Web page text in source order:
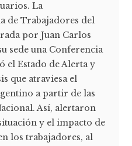
La
de Trabajadores del
por Juan Carlos
sede una Conferencia
el Estado de Alerta y
que atraviesa el
a partir de las
Así, alertaron
y el impacto de
los trabajadores, al